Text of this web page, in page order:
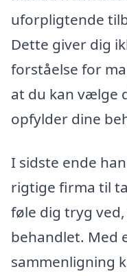
uforpligtende
Dette giver dig
forståelse for
at du kan vælge
opfylder dine
I sidste ende
rigtige firma til
føle dig tryg
behandlet. Med
sammenligning